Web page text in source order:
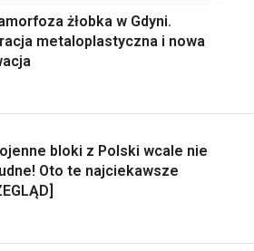
żłobka w Gdyni.
metaloplastyczna i nowa
bloki z Polski wcale nie
Oto te najciekawsze